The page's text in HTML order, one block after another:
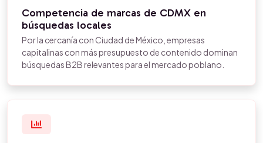
Competencia de marcas de CDMX en
búsquedas locales
Por la cercanía con Ciudad de México, empresas
capitalinas con más presupuesto de contenido dominan
búsquedas B2B relevantes para el mercado poblano.